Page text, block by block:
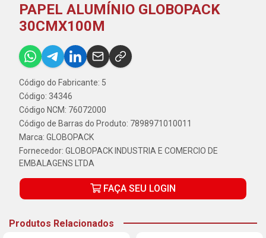
PAPEL ALUMÍNIO GLOBOPACK
30CMX100M
Código do Fabricante: 5
Código: 34346
Código NCM: 76072000
Código de Barras do Produto: 7898971010011
Marca: GLOBOPACK
Fornecedor: GLOBOPACK INDUSTRIA E COMERCIO DE
EMBALAGENS LTDA
FAÇA SEU LOGIN
Produtos Relacionados